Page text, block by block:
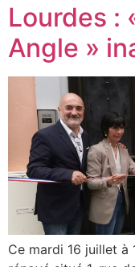
Lourdes :
Angle »
Ce mardi 16 juillet à